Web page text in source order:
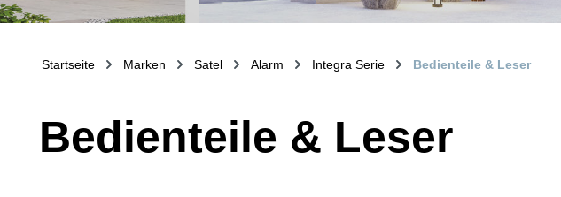
Startseite Marken Satel Alarm Integra Serie Bedienteile & Leser
Bedienteile & Leser